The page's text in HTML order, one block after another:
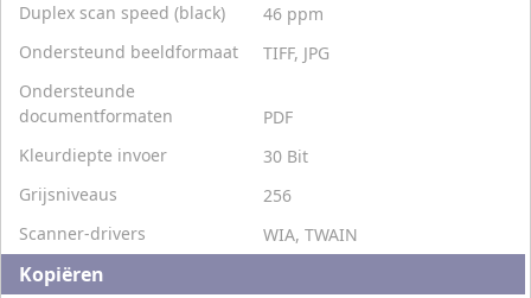
Duplex scan speed (black)
46 ppm
Ondersteund beeldformaat
TIFF, JPG
Ondersteunde
documentformaten
PDF
Kleurdiepte invoer
30 Bit
Grijsniveaus
256
Scanner-drivers
WIA, TWAIN
Kopiëren